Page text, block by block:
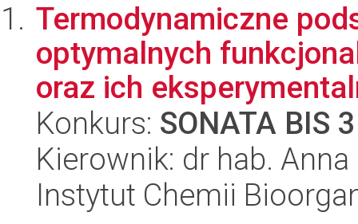
Termodynamiczne
optymalnych
oraz ich
Konkurs: SONATA BIS 3
Kierownik: dr hab.
Instytut Chemii